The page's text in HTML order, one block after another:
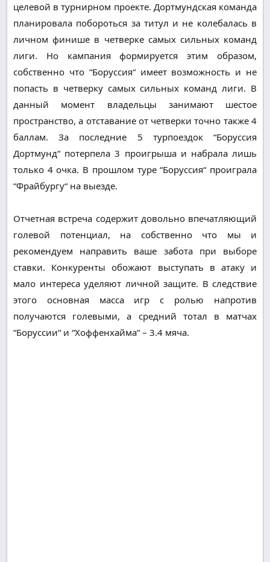
целевой в турнирном проекте. Дортмундская команда
планировала побороться за титул и не колебалась в
личном финише в четверке самых сильных команд
лиги. Но кампания формируется этим образом,
собственно что “Боруссия“ имеет возможность и не
попасть в четверку самых сильных команд лиги. В
данный момент владельцы занимают шестое
пространство, а отставание от четверки точно также 4
баллам. За последние 5 турпоездок “Боруссия
Дортмунд“ потерпела 3 проигрыша и набрала лишь
только 4 очка. В прошлом туре “Боруссия“ проиграла
“Фрайбургу“ на выезде.
Отчетная встреча содержит довольно впечатляющий
голевой потенциал, на собственно что мы и
рекомендуем направить ваше забота при выборе
ставки. Конкуренты обожают выступать в атаку и
мало интереса уделяют личной защите. В следствие
этого основная масса игр с ролью напротив
получаются голевыми, а средний тотал в матчах
“Боруссии“ и “Хоффенхайма“ – 3.4 мяча.